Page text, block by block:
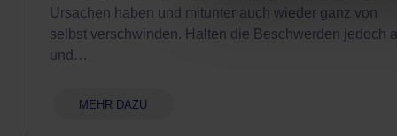
Ursachen haben und mitunter auch wieder ganz von
selbst verschwinden. Halten die Beschwerden jedoch
und…
MEHR DAZU